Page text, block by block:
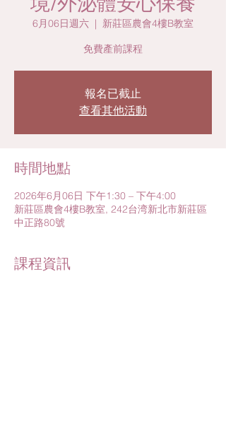
6月06日週六
  |
新莊區農會4樓B教室
免費產前課程
報名已截止
查看其他活動
時間地點
2026年6月06日 下午1:30 – 下午4:00
新莊區農會4樓B教室, 242台湾新北市新莊區
中正路80號
課程資訊